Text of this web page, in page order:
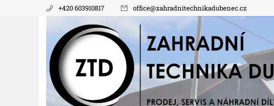
+420 603910817 office@zahradnitechnikadubenec.cz